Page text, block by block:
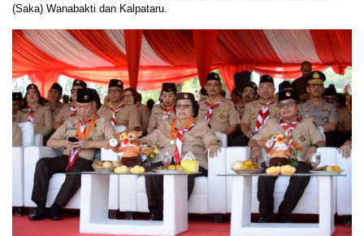
(Saka) Wanabakti dan Kalpataru.